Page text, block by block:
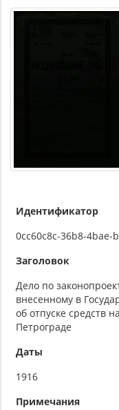
Идентификатор
0cc60c8c-36b8-4bae-
Заголовок
Дело по
внесенному в
об отпуске средств
Петрограде
Даты
1916
Примечания